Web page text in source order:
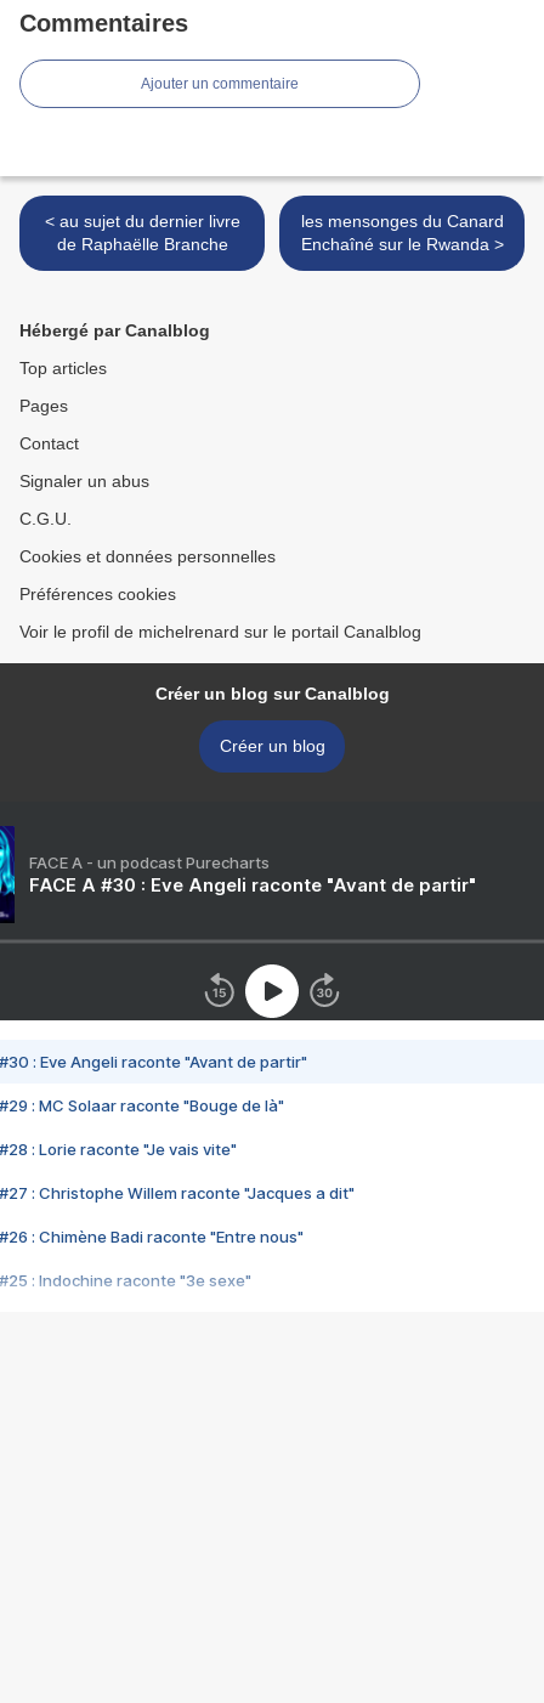
Commentaires
Ajouter un commentaire
< au sujet du dernier livre
de Raphaëlle Branche
les mensonges du Canard
Enchaîné sur le Rwanda >
Hébergé par Canalblog
Top articles
Pages
Contact
Signaler un abus
C.G.U.
Cookies et données personnelles
Préférences cookies
Voir le profil de michelrenard sur le portail Canalblog
Créer un blog sur Canalblog
Créer un blog
FACE A - un podcast Purecharts
FACE A #30 : Eve Angeli raconte "Avant de partir"
#30 : Eve Angeli raconte "Avant de partir"
#29 : MC Solaar raconte "Bouge de là"
#28 : Lorie raconte "Je vais vite"
#27 : Christophe Willem raconte "Jacques a dit"
#26 : Chimène Badi raconte "Entre nous"
#25 : Indochine raconte "3e sexe"